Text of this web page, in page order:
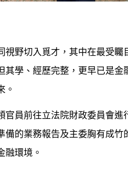
視野切入覓才，其中在最受矚
其學、經歷完整，更早已是
。
官員前往立法院財政委員會
的業務報告及主委胸有成
融環境。